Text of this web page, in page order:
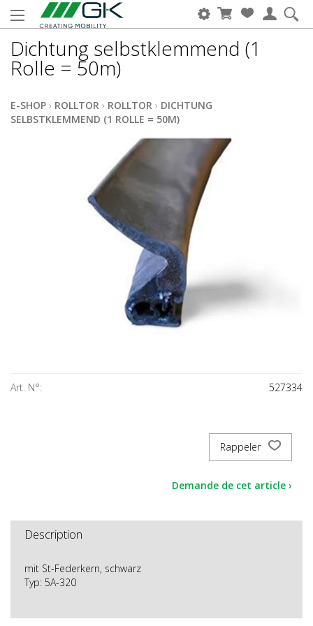
Dichtung selbstklemmend (1
Rolle = 50m)
E-SHOP › ROLLTOR › ROLLTOR › DICHTUNG
SELBSTKLEMMEND (1 ROLLE = 50M)
Art. N°: 527334
Rappeler
Demande de cet article ›
Description
mit St-Federkern, schwarz
Typ: 5A-320